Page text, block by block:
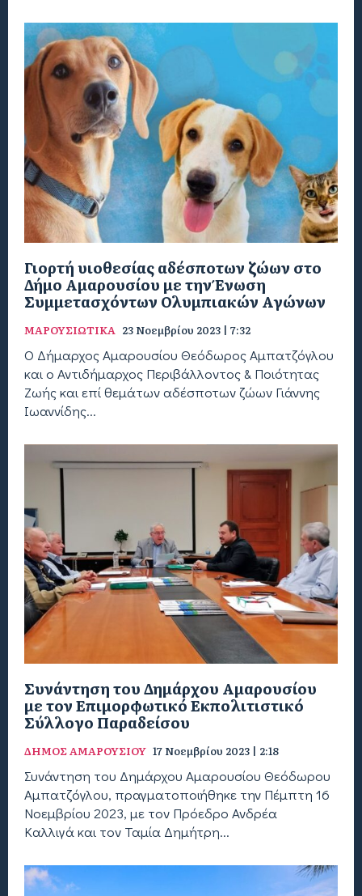
Γιορτή υιοθεσίας αδέσποτων ζώων στο
Δήμο Αμαρουσίου με την Ένωση
Συμμετασχόντων Ολυμπιακών Αγώνων
ΜΑΡΟΥΣΙΩΤΙΚΑ 23 Νοεμβρίου 2023 | 7:32
Ο Δήμαρχος Αμαρουσίου Θεόδωρος Αμπατζόγλου
και ο Αντιδήμαρχος Περιβάλλοντος & Ποιότητας
Ζωής και επί θεμάτων αδέσποτων ζώων Γιάννης
Ιωαννίδης...
Συνάντηση του Δημάρχου Αμαρουσίου
με τον Επιμορφωτικό Εκπολιτιστικό
Σύλλογο Παραδείσου
ΔΗΜΟΣ ΑΜΑΡΟΥΣΙΟΥ 17 Νοεμβρίου 2023 | 2:18
Συνάντηση του Δημάρχου Αμαρουσίου Θεόδωρου
Αμπατζόγλου, πραγματοποιήθηκε την Πέμπτη 16
Νοεμβρίου 2023, με τον Πρόεδρο Ανδρέα
Καλλιγά και τον Ταμία Δημήτρη...